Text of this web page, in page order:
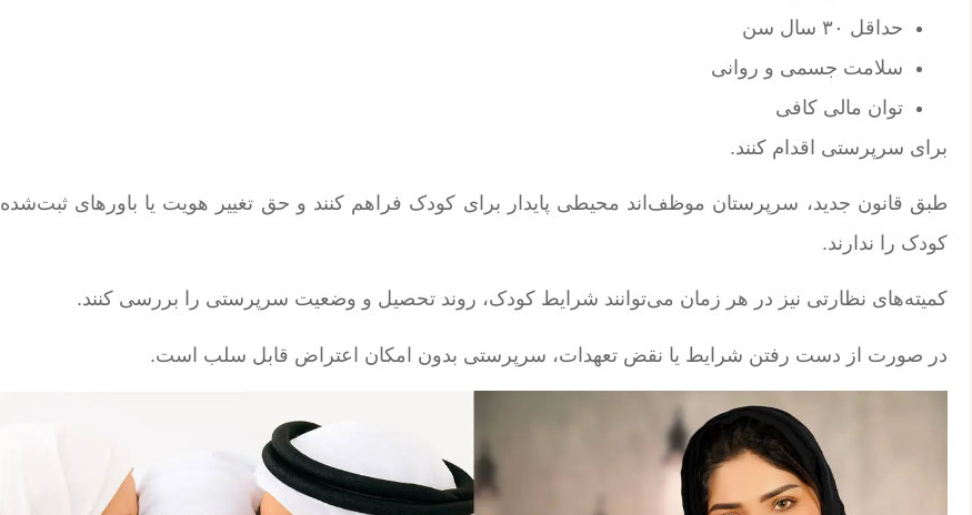
حداقل ۳۰ سال سن
سلامت جسمی و روانی
توان مالی کافی
برای سرپرستی اقدام کنند.
طبق قانون جدید، سرپرستان موظف‌اند محیطی پایدار برای کودک فراهم کنند و حق تغییر هویت یا باورهای ثبت‌شده
کودک را ندارند.
کمیته‌های نظارتی نیز در هر زمان می‌توانند شرایط کودک، روند تحصیل و وضعیت سرپرستی را بررسی کنند.
در صورت از دست رفتن شرایط یا نقض تعهدات، سرپرستی بدون امکان اعتراض قابل سلب است.